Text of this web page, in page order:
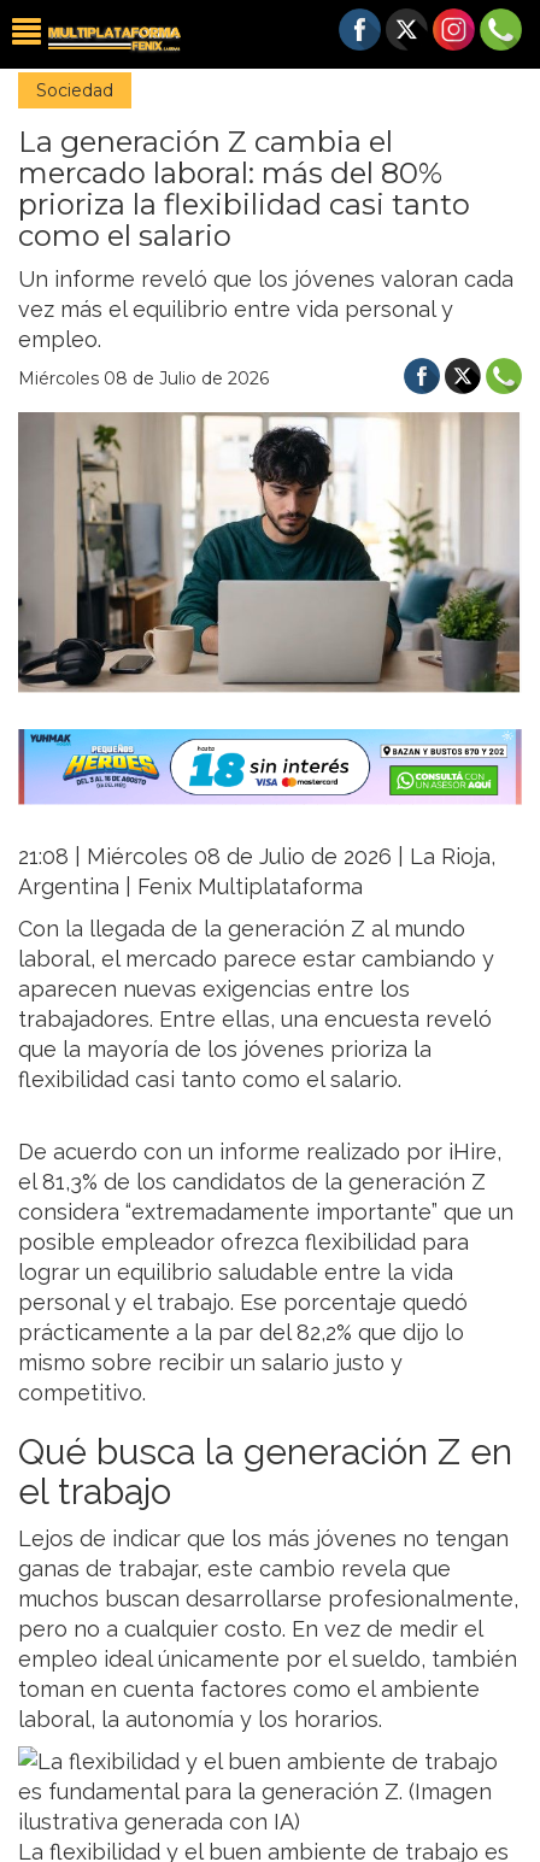
Sociedad
La generación Z cambia el
mercado laboral: más del 80%
prioriza la flexibilidad casi tanto
como el salario
Un informe reveló que los jóvenes valoran cada
vez más el equilibrio entre vida personal y
empleo.
Miércoles 08 de Julio de 2026
21:08 | Miércoles 08 de Julio de 2026 | La Rioja,
Argentina | Fenix Multiplataforma
Con la llegada de la generación Z al mundo
laboral, el mercado parece estar cambiando y
aparecen nuevas exigencias entre los
trabajadores. Entre ellas, una encuesta reveló
que la mayoría de los jóvenes prioriza la
flexibilidad casi tanto como el salario.
De acuerdo con un informe realizado por iHire,
el 81,3% de los candidatos de la generación Z
considera “extremadamente importante” que un
posible empleador ofrezca flexibilidad para
lograr un equilibrio saludable entre la vida
personal y el trabajo. Ese porcentaje quedó
prácticamente a la par del 82,2% que dijo lo
mismo sobre recibir un salario justo y
competitivo.
Qué busca la generación Z en
el trabajo
Lejos de indicar que los más jóvenes no tengan
ganas de trabajar, este cambio revela que
muchos buscan desarrollarse profesionalmente,
pero no a cualquier costo. En vez de medir el
empleo ideal únicamente por el sueldo, también
toman en cuenta factores como el ambiente
laboral, la autonomía y los horarios.
La flexibilidad y el buen ambiente de trabajo es